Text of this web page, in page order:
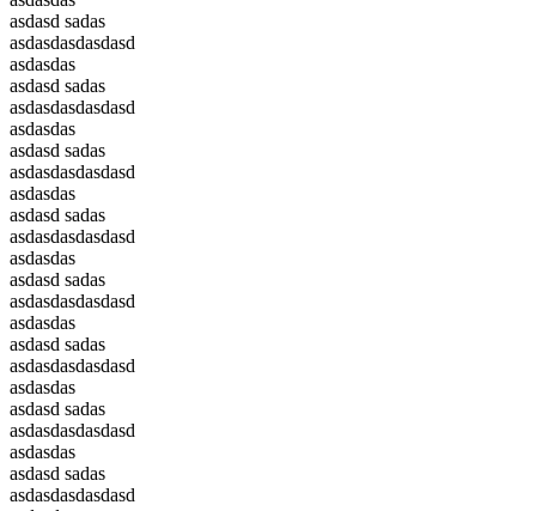
asdasd sadas
asdasdasdasdasd
asdasdas
asdasd sadas
asdasdasdasdasd
asdasdas
asdasd sadas
asdasdasdasdasd
asdasdas
asdasd sadas
asdasdasdasdasd
asdasdas
asdasd sadas
asdasdasdasdasd
asdasdas
asdasd sadas
asdasdasdasdasd
asdasdas
asdasd sadas
asdasdasdasdasd
asdasdas
asdasd sadas
asdasdasdasdasd